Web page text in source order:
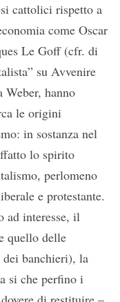
cattolici rispetto a
come Oscar
Le Goff (cfr. di
su Avvenire
hanno
le origini
in sostanza nel
lo spirito
perlomeno
e protestante.
ad interesse, il
quello delle
dei banchieri), la
si che perfino i